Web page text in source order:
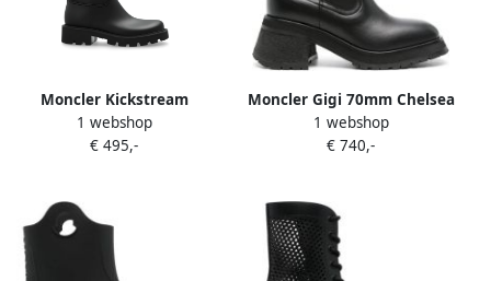
Moncler Kickstream
rubberen regenlaarzen
Zwart
1 webshop
€ 495,-
Moncler Gigi 70mm Chelsea
leren laarzen Zwart
1 webshop
€ 740,-